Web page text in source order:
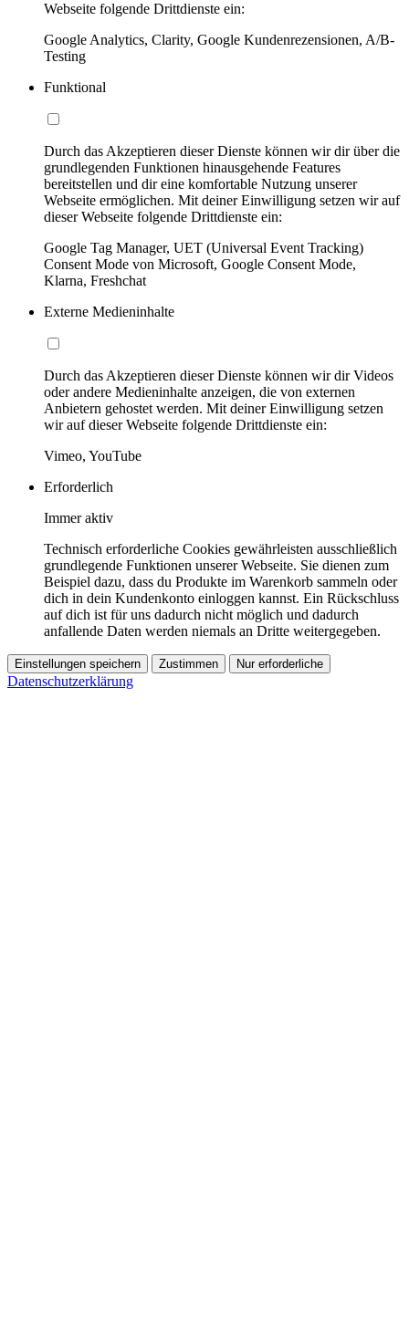
Webseite folgende Drittdienste ein:
Google Analytics, Clarity, Google Kundenrezensionen, A/B-
Testing
Funktional
Durch das Akzeptieren dieser Dienste können wir dir über die
grundlegenden Funktionen hinausgehende Features
bereitstellen und dir eine komfortable Nutzung unserer
Webseite ermöglichen. Mit deiner Einwilligung setzen wir auf
dieser Webseite folgende Drittdienste ein:
Google Tag Manager, UET (Universal Event Tracking)
Consent Mode von Microsoft, Google Consent Mode,
Klarna, Freshchat
Externe Medieninhalte
Durch das Akzeptieren dieser Dienste können wir dir Videos
oder andere Medieninhalte anzeigen, die von externen
Anbietern gehostet werden. Mit deiner Einwilligung setzen
wir auf dieser Webseite folgende Drittdienste ein:
Vimeo, YouTube
Erforderlich
Immer aktiv
Technisch erforderliche Cookies gewährleisten ausschließlich
grundlegende Funktionen unserer Webseite. Sie dienen zum
Beispiel dazu, dass du Produkte im Warenkorb sammeln oder
dich in dein Kundenkonto einloggen kannst. Ein Rückschluss
auf dich ist für uns dadurch nicht möglich und dadurch
anfallende Daten werden niemals an Dritte weitergegeben.
Einstellungen speichern Zustimmen Nur erforderliche
Datenschutzerklärung